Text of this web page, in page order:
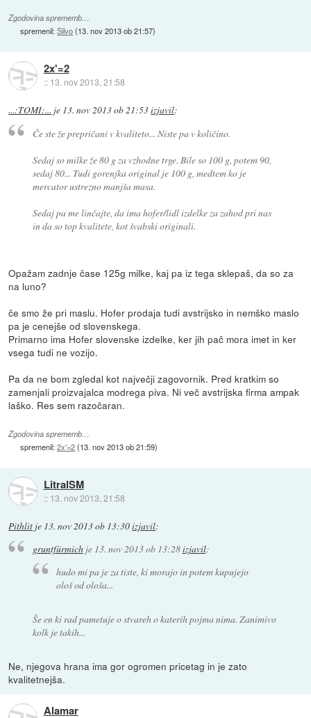
Zgodovina sprememb…
spremenil:Silvo(13. nov 2013 ob 21:57)
2x'=2
:: 13. nov 2013, 21:58
...:TOMI:... je 13. nov 2013 ob 21:53izjavil:
Če ste že prepričani v kvaliteto... Niste pa v količino.
Sedaj so milke že 80 g za vzhodne trge. Bile so 100 g, potem 90,
sedaj 80... Tudi gorenjka original je 100 g, medtem ko je
mercator ustrezno manjša masa.
Sedaj pa me linčajte, da ima hofer/lidl izdelke za zahod pri nas
in da so top kvalitete, kot švabski originali.
Opažam zadnje čase 125g milke, kaj pa iz tega sklepaš, da so za
na luno?
če smo že pri maslu. Hofer prodaja tudi avstrijsko in nemško maslo
pa je cenejše od slovenskega.
Primarno ima Hofer slovenske izdelke, ker jih pač mora imet in ker
vsega tudi ne vozijo.
Pa da ne bom zgledal kot največji zagovornik. Pred kratkim so
zamenjali proizvajalca modrega piva. Ni več avstrijska firma ampak
laško. Res sem razočaran.
Zgodovina sprememb…
spremenil:2x'=2(13. nov 2013 ob 21:59)
LitralSM
:: 13. nov 2013, 21:58
Pithlit je 13. nov 2013 ob 13:30izjavil:
gruntfürmichje 13. nov 2013 ob 13:28izjavil:
hudo mi pa je za tiste, ki morajo in potem kupujejo
ološ od ološa...
Še en ki rad pametuje o stvareh o katerih pojma nima. Zanimivo
kolk je takih...
Ne, njegova hrana ima gor ogromen pricetag in je zato
kvalitetnejša.
Alamar